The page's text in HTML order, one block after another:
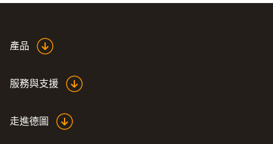
產品
服務與支援
走進德圖